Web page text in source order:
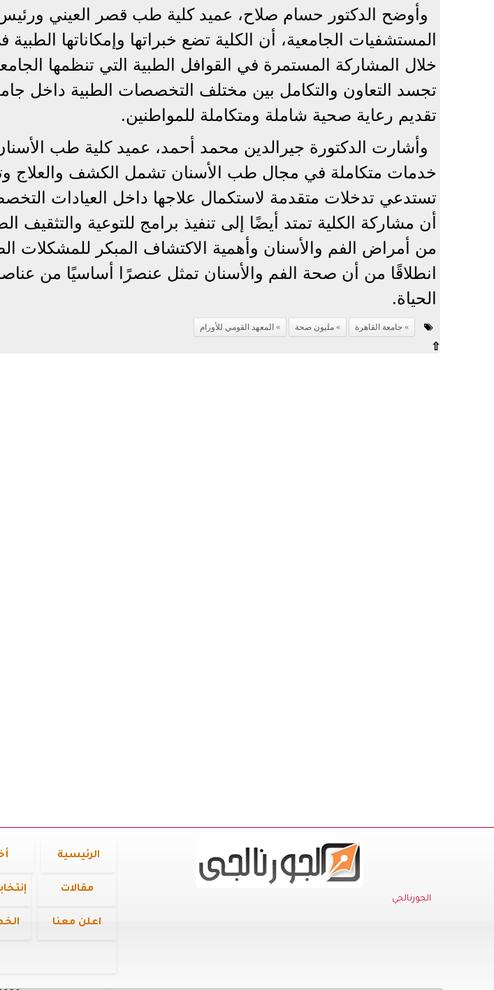
وأوضح الدكتور حسام صلاح، عميد كلية طب قصر العيني
المستشفيات الجامعية، أن الكلية تضع خبراتها وإمكاناتها
خلال المشاركة المستمرة في القوافل الطبية التي تنظمها
تجسد التعاون والتكامل بين مختلف التخصصات الطبية داخل
تقديم رعاية صحية شاملة ومتكاملة للمواطنين.
وأشارت الدكتورة جيرالدين محمد أحمد، عميد كلية طب
خدمات متكاملة في مجال طب الأسنان تشمل الكشف والعلاج
تستدعي تدخلات متقدمة لاستكمال علاجها داخل العيادات
أن مشاركة الكلية تمتد أيضًا إلى تنفيذ برامج للتوعية والتثقيف
من أمراض الفم والأسنان وأهمية الاكتشاف المبكر للمشكلات
انطلاقًا من أن صحة الفم والأسنان تمثل عنصرًا أساسيًا من
الحياة.
جامعة القاهرة مليون صحة المعهد القومي للأورام
⇧
الجورنالجي
الرئيسية
مقالات
اعلن معنا